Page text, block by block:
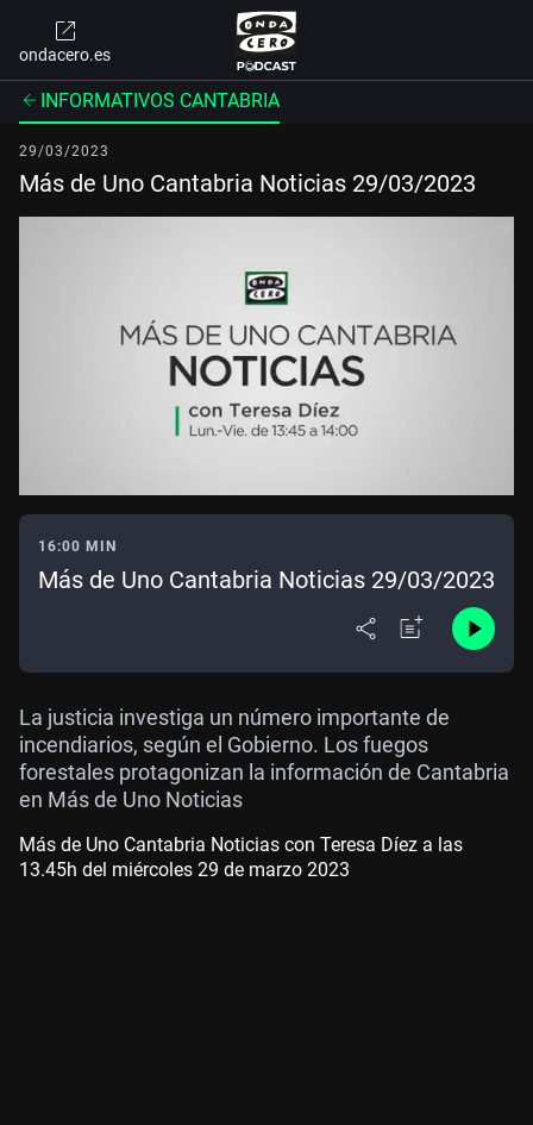
ondacero.es
INFORMATIVOS CANTABRIA
29/03/2023
Más de Uno Cantabria Noticias 29/03/2023
16:00 MIN
Más de Uno Cantabria Noticias 29/03/2023
La justicia investiga un número importante de
incendiarios, según el Gobierno. Los fuegos
forestales protagonizan la información de Cantabria
en Más de Uno Noticias
Más de Uno Cantabria Noticias con Teresa Díez a las
13.45h del miércoles 29 de marzo 2023